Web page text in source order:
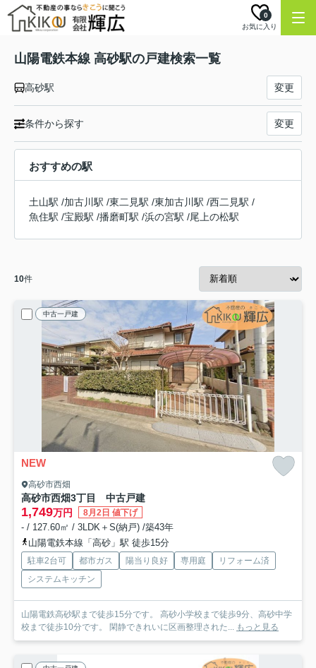
お気に入り
0
山陽電鉄本線 高砂駅の戸建検索一覧
高砂駅 変更
条件から探す 変更
おすすめの駅
土山駅 /加古川駅 /東二見駅 /東加古川駅 /西二見駅 /
魚住駅 /宝殿駅 /播磨町駅 /浜の宮駅 /尾上の松駅
10件
中古一戸建
NEW
高砂市西畑
高砂市西畑3丁目 中古戸建
1,749万円 8月2日 値下げ
- / 127.60㎡ / 3LDK＋S(納戸) /築43年
山陽電鉄本線「高砂」駅 徒歩15分
駐車2台可 都市ガス 陽当り良好 専用庭
リフォーム済
システムキッチン
山陽電鉄高砂駅まで徒歩15分です。 高砂小学校まで徒歩9分、高砂中学
校まで徒歩10分です。 閑静できれいに区画整理された... もっと見る